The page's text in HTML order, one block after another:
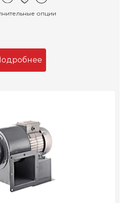
опции